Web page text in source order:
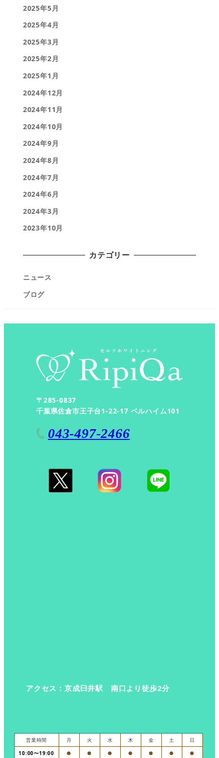
2025年5月
2025年4月
2025年3月
2025年2月
2025年1月
2024年12月
2024年11月
2024年10月
2024年9月
2024年8月
2024年7月
2024年6月
2024年3月
2023年10月
カテゴリー
ニュース
ブログ
〒285-0837
千葉県佐倉市王子台1-22-17 ベルハイム101
043-497-2466
営業時間 月 火 水 木 金 土
日
10:00〜19:00
● ● ● ● ● ● ●
アクセス：京成臼井駅 南口より徒歩2分